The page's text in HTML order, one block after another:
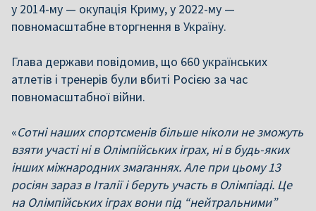
у 2014-му — окупація Криму, у 2022-му —
повномасштабне вторгнення в Україну.
Глава держави повідомив, що 660 українських
атлетів і тренерів були вбиті Росією за час
повномасштабної війни.
«Сотні наших спортсменів більше ніколи не зможуть
взяти участі ні в Олімпійських іграх, ні в будь-яких
інших міжнародних змаганнях. Але при цьому 13
росіян зараз в Італії і беруть участь в Олімпіаді. Це
на Олімпійських іграх вони під “нейтральними”